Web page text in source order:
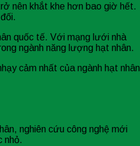
nên khắt khe hơn bao giờ hết.
quốc tế. Với mạng lưới nhà
ngành năng lượng hạt nhân.
cảm nhất của ngành hạt nhân
nghiên cứu công nghệ mới
nhỏ.